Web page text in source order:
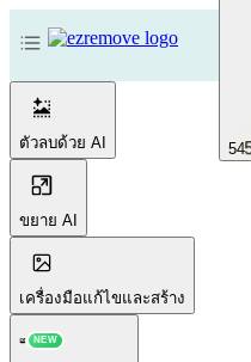
54
ตัวลบด้วย AI
ขยาย AI
เครื่องมือแก้ไขและสร้าง
NEW